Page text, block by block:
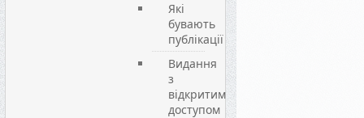
Які
бувають
публікації
Видання
з
відкритим
доступом